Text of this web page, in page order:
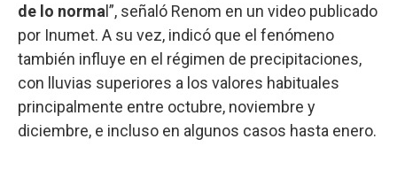
de lo norma l”, señaló Renom en un video publicado
por Inumet. A su vez, indicó que el fenómeno
también influye en el régimen de precipitaciones,
con lluvias superiores a los valores habituales
principalmente entre octubre, noviembre y
diciembre, e incluso en algunos casos hasta enero.